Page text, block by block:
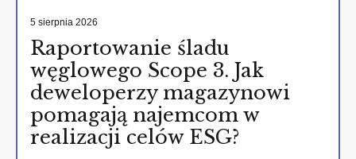
5 sierpnia 2026
Raportowanie śladu
węglowego Scope 3. Jak
deweloperzy magazynowi
pomagają najemcom w
realizacji celów ESG?